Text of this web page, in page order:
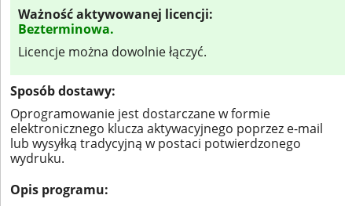
Ważność aktywowanej licencji:
Bezterminowa.
Licencje można dowolnie łączyć.
Sposób dostawy:
Oprogramowanie jest dostarczane w formie
elektronicznego klucza aktywacyjnego poprzez e-mail
lub wysyłką tradycyjną w postaci potwierdzonego
wydruku.
Opis programu: